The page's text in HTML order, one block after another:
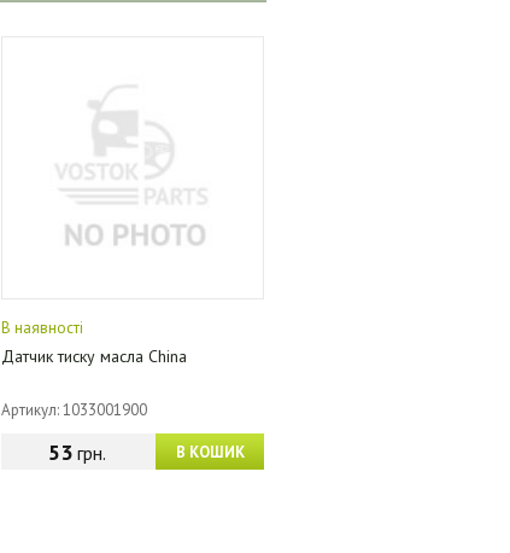
В наявності
Датчик тиску масла China
Артикул: 1033001900
В КОШИК
53грн.